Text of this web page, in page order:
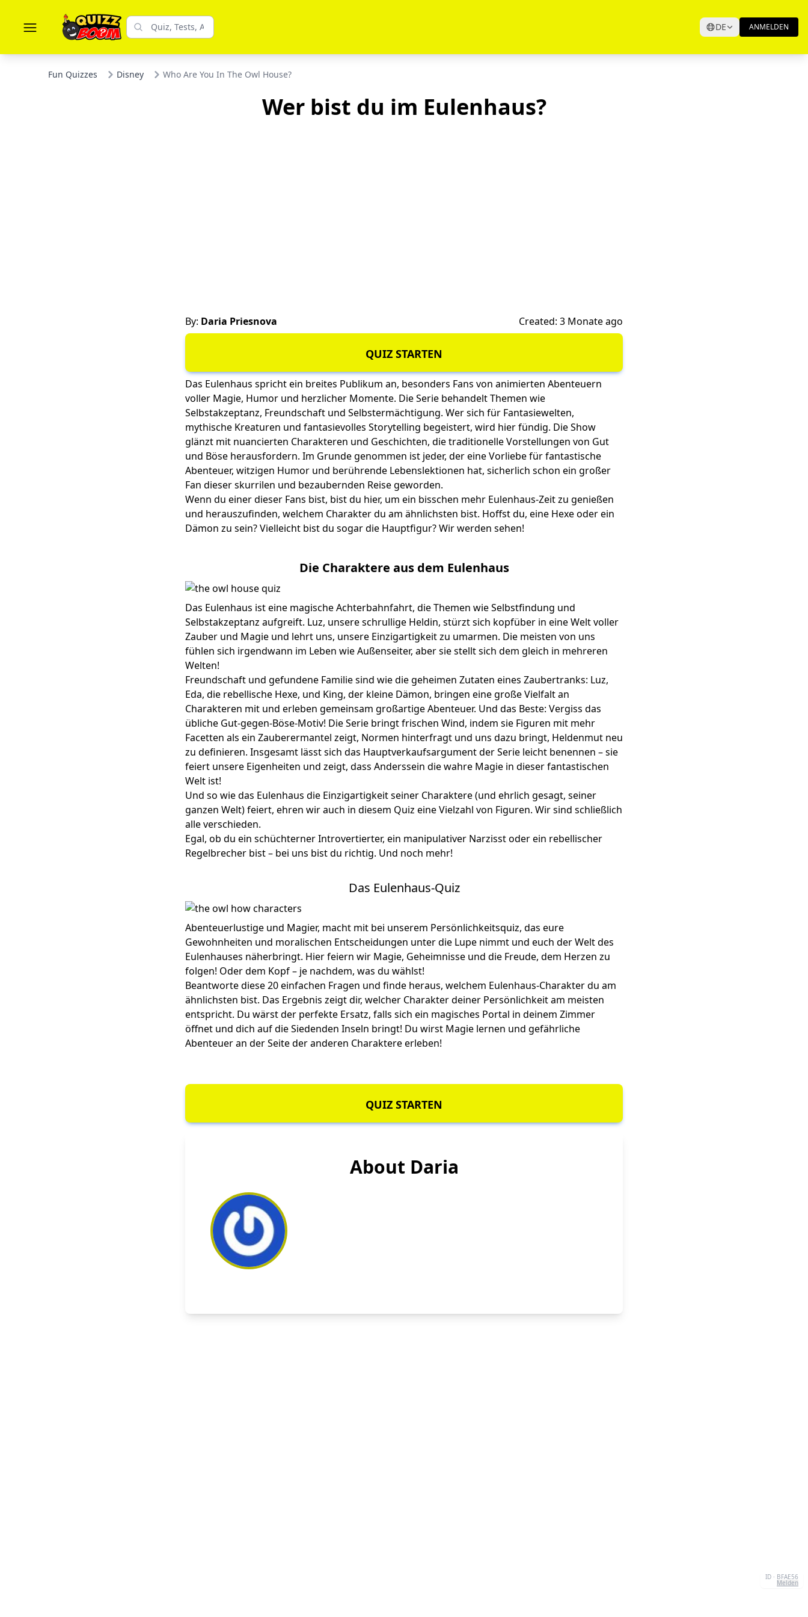
DE ANMELDEN
Fun Quizzes Disney Who Are You In The Owl House?
Wer bist du im Eulenhaus?
By: Daria Priesnova Created: 3 Monate ago
QUIZ STARTEN
Das Eulenhaus spricht ein breites Publikum an, besonders Fans von animierten Abenteuern
voller Magie, Humor und herzlicher Momente. Die Serie behandelt Themen wie
Selbstakzeptanz, Freundschaft und Selbstermächtigung. Wer sich für Fantasiewelten,
mythische Kreaturen und fantasievolles Storytelling begeistert, wird hier fündig. Die Show
glänzt mit nuancierten Charakteren und Geschichten, die traditionelle Vorstellungen von Gut
und Böse herausfordern. Im Grunde genommen ist jeder, der eine Vorliebe für fantastische
Abenteuer, witzigen Humor und berührende Lebenslektionen hat, sicherlich schon ein großer
Fan dieser skurrilen und bezaubernden Reise geworden.
Wenn du einer dieser Fans bist, bist du hier, um ein bisschen mehr Eulenhaus-Zeit zu genießen
und herauszufinden, welchem Charakter du am ähnlichsten bist. Hoffst du, eine Hexe oder ein
Dämon zu sein? Vielleicht bist du sogar die Hauptfigur? Wir werden sehen!
Die Charaktere aus dem Eulenhaus
Das Eulenhaus ist eine magische Achterbahnfahrt, die Themen wie Selbstfindung und
Selbstakzeptanz aufgreift. Luz, unsere schrullige Heldin, stürzt sich kopfüber in eine Welt voller
Zauber und Magie und lehrt uns, unsere Einzigartigkeit zu umarmen. Die meisten von uns
fühlen sich irgendwann im Leben wie Außenseiter, aber sie stellt sich dem gleich in mehreren
Welten!
Freundschaft und gefundene Familie sind wie die geheimen Zutaten eines Zaubertranks: Luz,
Eda, die rebellische Hexe, und King, der kleine Dämon, bringen eine große Vielfalt an
Charakteren mit und erleben gemeinsam großartige Abenteuer. Und das Beste: Vergiss das
übliche Gut-gegen-Böse-Motiv! Die Serie bringt frischen Wind, indem sie Figuren mit mehr
Facetten als ein Zauberermantel zeigt, Normen hinterfragt und uns dazu bringt, Heldenmut neu
zu definieren. Insgesamt lässt sich das Hauptverkaufsargument der Serie leicht benennen – sie
feiert unsere Eigenheiten und zeigt, dass Anderssein die wahre Magie in dieser fantastischen
Welt ist!
Und so wie das Eulenhaus die Einzigartigkeit seiner Charaktere (und ehrlich gesagt, seiner
ganzen Welt) feiert, ehren wir auch in diesem Quiz eine Vielzahl von Figuren. Wir sind schließlich
alle verschieden.
Egal, ob du ein schüchterner Introvertierter, ein manipulativer Narzisst oder ein rebellischer
Regelbrecher bist – bei uns bist du richtig. Und noch mehr!
Das Eulenhaus-Quiz
Abenteuerlustige und Magier, macht mit bei unserem Persönlichkeitsquiz, das eure
Gewohnheiten und moralischen Entscheidungen unter die Lupe nimmt und euch der Welt des
Eulenhauses näherbringt. Hier feiern wir Magie, Geheimnisse und die Freude, dem Herzen zu
folgen! Oder dem Kopf – je nachdem, was du wählst!
Beantworte diese 20 einfachen Fragen und finde heraus, welchem Eulenhaus-Charakter du am
ähnlichsten bist. Das Ergebnis zeigt dir, welcher Charakter deiner Persönlichkeit am meisten
entspricht. Du wärst der perfekte Ersatz, falls sich ein magisches Portal in deinem Zimmer
öffnet und dich auf die Siedenden Inseln bringt! Du wirst Magie lernen und gefährliche
Abenteuer an der Seite der anderen Charaktere erleben!
QUIZ STARTEN
About Daria
ID · BFAE56
Melden